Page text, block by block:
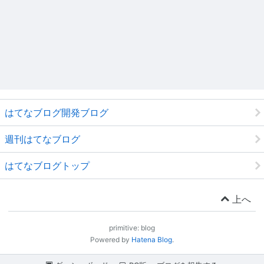
はてなブログ開発ブログ
週刊はてなブログ
はてなブログトップ
上へ
primitive: blog
Powered by Hatena Blog.